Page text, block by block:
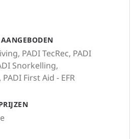
PADI TecRec, PADI
Snorkelling,
First Aid - EFR